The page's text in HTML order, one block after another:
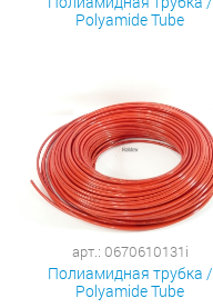
Polyamide Tube
арт.: 0670610131i
Полиамидная трубка /
Polyamide Tube